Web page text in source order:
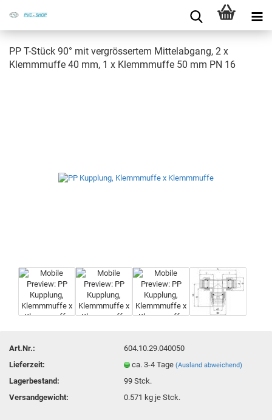
PP T-​Stück 90° mit ver­grös­ser­tem Mit­tel­ab­gang, 2 x
Klemm­muf­fe 40 mm, 1 x Klemm­muf­fe 50 mm PN 16
Art.Nr.:
604.10.29.040050
Lieferzeit:
ca. 3-4 Tage(Ausland abweichend)
Lagerbestand: 99Stck.
Versandgewicht:
0.571 kg je Stck.